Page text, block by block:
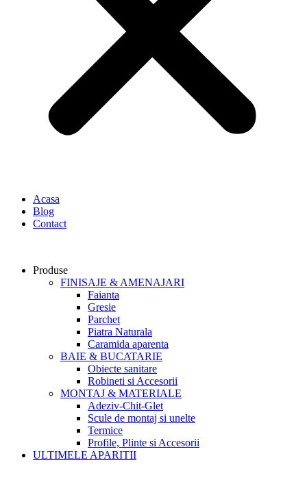
Acasa
Blog
Contact
Produse
FINISAJE & AMENAJARI
Faianta
Gresie
Parchet
Piatra Naturala
Caramida aparenta
BAIE & BUCATARIE
Obiecte sanitare
Robineti si Accesorii
MONTAJ & MATERIALE
Adeziv-Chit-Glet
Scule de montaj si unelte
Termice
Profile, Plinte si Accesorii
ULTIMELE APARITII